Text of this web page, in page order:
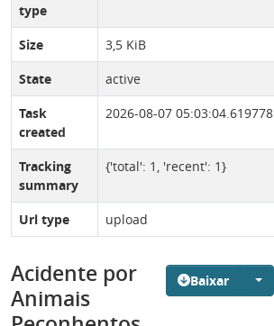
Baixar
Acidente por
Animais
type
Size
3,5 KiB
State
active
Task
created
2026-08-07 05:03:04.619778
Tracking
summary
{'total': 1, 'recent': 1}
Url type upload